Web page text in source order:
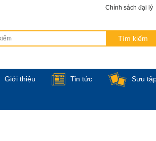
Chính sách đại lý
Giới thiệu Tin tức Sưu